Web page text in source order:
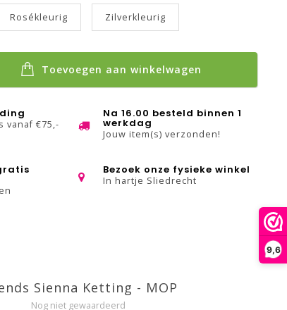
9,6
Rosékleurig Zilverkleurig
Toevoegen aan winkelwagen
vanaf €75,-
Na 16.00 besteld binnen 1
werkdag
Jouw item(s) verzonden!
Bezoek onze fysieke winkel
In hartje Sliedrecht
Sienna Ketting - MOP
Nog niet gewaardeerd